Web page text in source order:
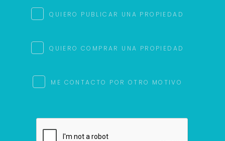
QUIERO PUBLICAR UNA PROPIEDAD
QUIERO COMPRAR UNA PROPIEDAD
ME CONTACTO POR OTRO MOTIVO